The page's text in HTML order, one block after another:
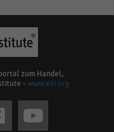
zum Handel,
- www.ehi.org